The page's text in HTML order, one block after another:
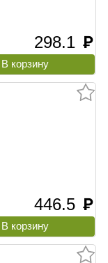
298.1 руб
446.5 руб